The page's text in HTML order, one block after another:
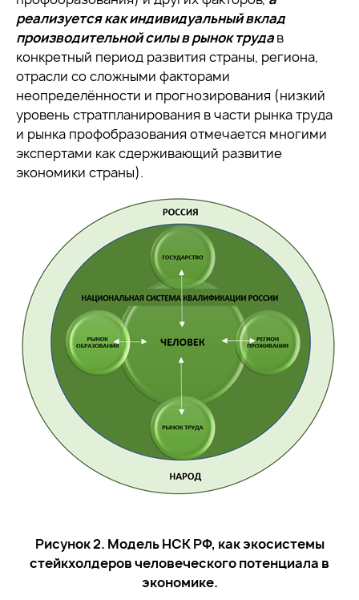
реализуется как индивидуальный вклад
производительной силы в рынок трудав
конкретный период развития страны, региона,
отрасли со сложными факторами
неопределённости и прогнозирования (низкий
уровень стратпланирования в части рынка труда
и рынка профобразования отмечается многими
экспертами как сдерживающий развитие
экономики страны).
Рисунок 2. Модель НСК РФ, как экосистемы
стейкхолдеров человеческого потенциала в
экономике.